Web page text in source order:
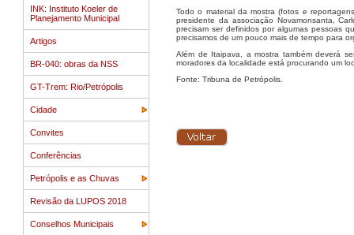
INK: Instituto Koeler de
Planejamento Municipal
Artigos
BR-040: obras da NSS
GT-Trem: Rio/Petrópolis
Cidade
Convites
Conferências
Petrópolis e as Chuvas
Revisão da LUPOS 2018
Conselhos Municipais
Todo o material da mostra (fotos e
presidente da associação Novamonsanta,
precisam ser definidos por algumas pessoas
precisamos de um pouco mais de tempo para
Além de Itaipava, a mostra também deverá
moradores da localidade está procurando um
Fonte: Tribuna de Petrópolis.